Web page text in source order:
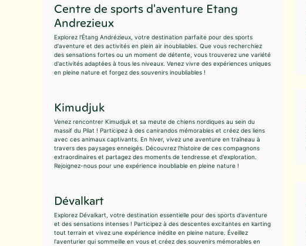
Centre de sports d'aventure Etang
Andrezieux
Explorez l'Étang Andrézieux, votre destination parfaite pour des sports
d'aventure et des activités en plein air inoubliables. Que vous recherchiez
des sensations fortes ou un moment de détente, vous trouverez une variété
d'activités adaptées à tous les niveaux. Venez vivre des expériences uniques
en pleine nature et forgez des souvenirs inoubliables !
Kimudjuk
Venez rencontrer Kimudjuk et sa meute de chiens nordiques au sein du
massif du Pilat ! Participez à des canirandos mémorables et créez des liens
avec ces animaux captivants. En hiver, vivez une aventure en traîneau à
travers des paysages enneigés. Découvrez l'histoire de ces compagnons
extraordinaires et partagez des moments de tendresse et d'exploration.
Rejoignez-nous pour une expérience inoubliable en pleine nature !
Dévalkart
Explorez Dévalkart, votre destination essentielle pour des sports d'aventure
et des sensations intenses ! Participez à des descentes excitantes en karting
tout terrain et vivez une expérience inédite en pleine nature. Éveillez
l'aventurier qui sommeille en vous et créez des souvenirs mémorables en